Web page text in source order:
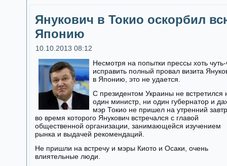
Янукович в Токио оскорбил
Японию
10.10.2013 08:12
Несмотря на попытки прессы хоть чуть-
исправить полный провал визита
в Японию, это не удается.
С президентом Украины не встретился
один министр, ни один губернатор и
мэр Токио не пришел на утренний
во время которого Янукович встречался с главой
общественной организации, занимающейся изучением
рынка и выдачей рекомендаций.
Не пришли на встречу и мэры Киото и Осаки, очень
влиятельные люди.